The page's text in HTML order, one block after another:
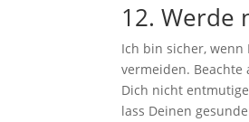
12. Werde
Ich bin sicher,
vermeiden. Beachte
Dich nicht
lass Deinen